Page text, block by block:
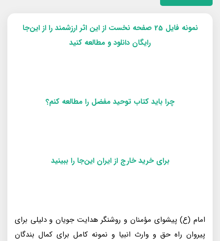
نمونه فایل 25 صفحه نخست از این اثر ارزشمند را از این‌جا
رایگان دانلود و مطالعه کنید
چرا باید کتاب توحید مفضل را مطالعه کنم؟
برای خرید خارج از ایران این‌جا را ببینید
امام (ع) پیشوای مؤمنان و روشنگر هدایت جویان و دلیلی برای
پیروان راه حق و وارث انبیا و نمونه کامل برای کمال بندگان